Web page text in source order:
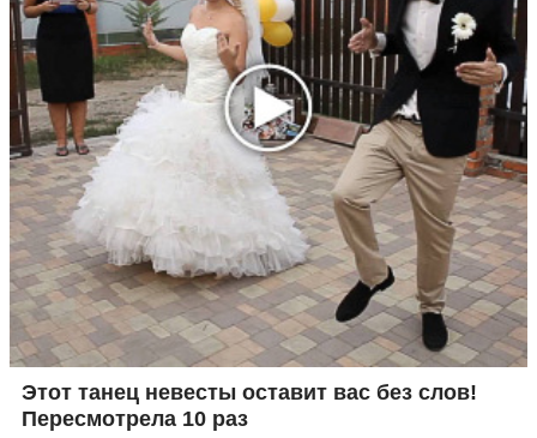
Этот танец невесты оставит вас без слов!
Пересмотрела 10 раз